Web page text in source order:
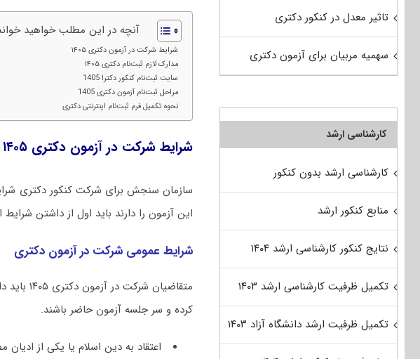
آنچه در این مطلب خواهید
شرایط شرکت در آزمون دکتری ۱۴۰۵
مدارک لازم ثبت‌نام دکتری ۱۴۰۵
سایت ثبت‌نام کنکور دکترا 1405
مراحل ثبت‌نام آزمون دکتری 1405
نحوه تکمیل فرم ثبت‌نام اینترنتی دکتری
شرایط شرکت در آزمون دکتری ۱۴۰۵
سازمان سنجش برای شرکت کنکور دکتری
این آزمون را دارند باید اول از داشتن
شرایط عمومی شرکت در آزمون دکتری
کرده و سر جلسه آزمون حاضر باشند.
اعتقاد به دین اسلام یا یکی از
تاثیر معدل در کنکور دکتری
سهمیه مربیان برای آزمون دکتری
کارشناسی ارشد
کارشناسی ارشد بدون کنکور
منابع کنکور ارشد
نتایج کنکور کارشناسی ارشد ۱۴۰۴
تکمیل ظرفیت کارشناسی ارشد ۱۴۰۳
تکمیل ظرفیت ارشد دانشگاه آزاد ۱۴۰۳